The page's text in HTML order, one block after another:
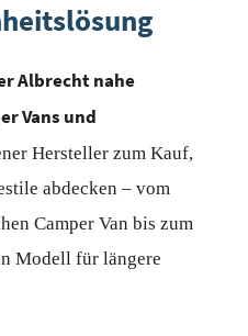
Albrecht nahe
Vans und
Hersteller zum Kauf,
abdecken – vom
Camper Van bis zum
Modell für längere